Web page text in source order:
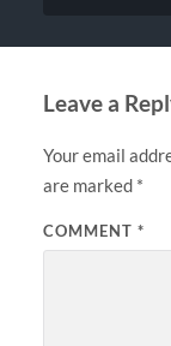
Leave a
Your email
are marked *
COMMENT *